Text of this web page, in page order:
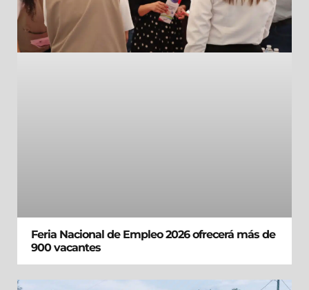
Feria Nacional de Empleo 2026 ofrecerá más de
900 vacantes